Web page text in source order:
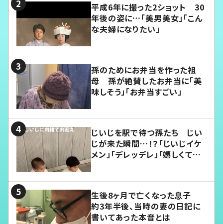
平成6年に撮った2ショット 30
年後の姿に…「美男美女」「こん
な夫婦になりたい」
孫のためにお弁当を作った祖
母 孫が絶賛したお弁当に「美
味しそう」「お弁当すごい」
じいじを駅で待つ孫たち じい
じが来た瞬間…！？「じいじイケ
メン」「デレッデレ」「嬉しくて可
生後8ヶ月で亡くなった息子
約3年半後、当時の妻の日記に
書いてあった本音とは